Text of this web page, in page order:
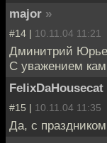
major »
#14 | 10.11.04 11:21
Дминитрий
С уважением
FelixDaHousecat
#15 | 10.11.04 11:35
Да, с